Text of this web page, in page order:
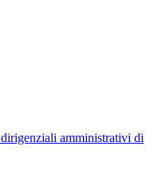
amministrativi di